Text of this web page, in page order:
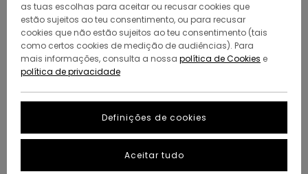
as tuas escolhas para aceitar ou recusar cookies que
estão sujeitos ao teu consentimento, ou para recusar
cookies que não estão sujeitos ao teu consentimento (tais
como certos cookies de medição de audiências). Para
mais informações, consulta a nossa política de Cookies e
política de privacidade
Definições de cookies
Aceitar tudo